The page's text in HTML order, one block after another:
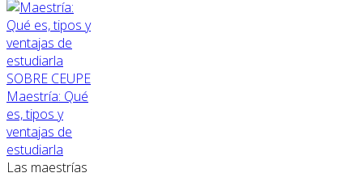
SOBRE CEUPE
Maestría: Qué
es, tipos y
ventajas de
estudiarla
Las maestrías